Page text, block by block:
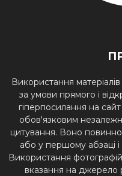
Використання
за умови прямого і
гіперпосилання на
обов'язковим
цитування. Воно
або у першому абзаці
Використання
вказання на джерело